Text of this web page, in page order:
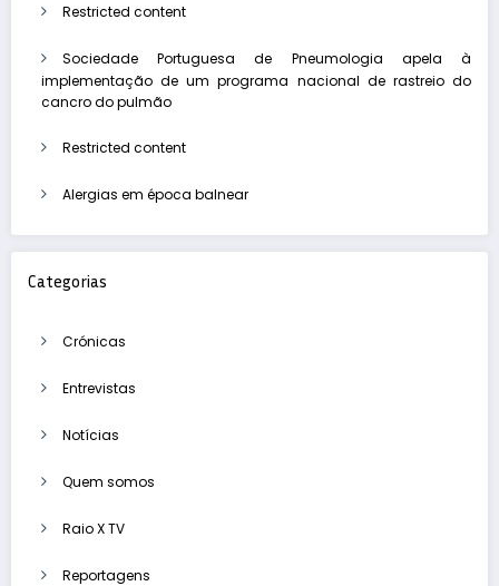
Restricted content
Sociedade Portuguesa de Pneumologia apela à
implementação de um programa nacional de rastreio do
cancro do pulmão
Restricted content
Alergias em época balnear
Categorias
Crónicas
Entrevistas
Notícias
Quem somos
Raio X TV
Reportagens